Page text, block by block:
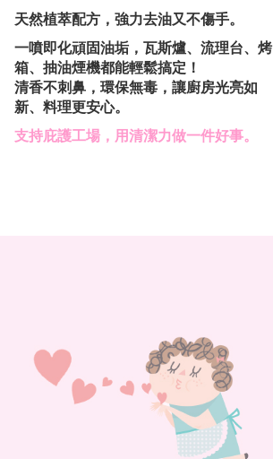
天然植萃配方，強力去油又不傷手。
一噴即化頑固油垢，瓦斯爐、流理台、烤
箱、抽油煙機都能輕鬆搞定！
清香不刺鼻，環保無毒，讓廚房光亮如
新、料理更安心。
支持庇護工場，用清潔力做一件好事。